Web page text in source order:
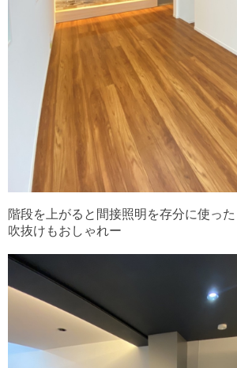
階段を上がると間接照明を存分に使っ
吹抜けもおしゃれー